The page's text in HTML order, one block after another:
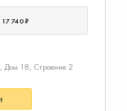
до 6000/5000 МБ/с1.
17 740 ₽
Дом 18, Строение 2